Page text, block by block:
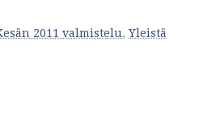
2011 valmistelu, Yleistä